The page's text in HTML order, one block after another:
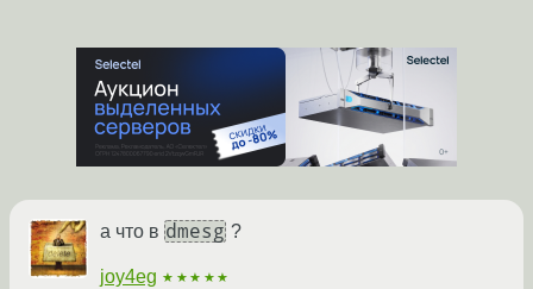
а что в dmesg ?
joy4eg ★★★★★